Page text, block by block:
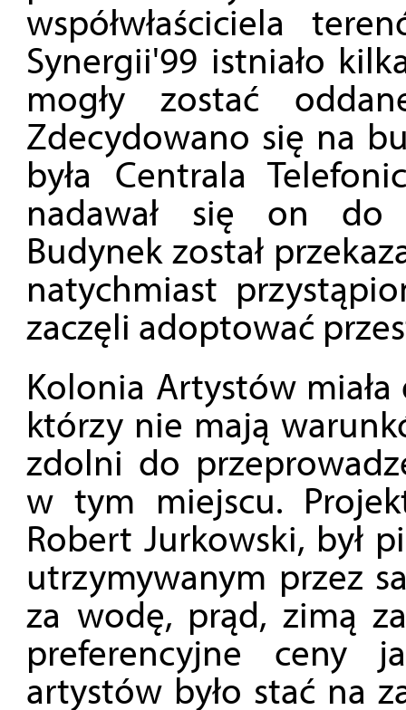
współwłaściciela
Synergii'99 istniało
mogły zostać
Zdecydowano się na
była Centrala
nadawał się on do
Budynek został
natychmiast
zaczęli adoptować
Kolonia Artystów
którzy nie mają
zdolni do
w tym miejscu.
Robert Jurkowski, był
utrzymywanym przez
za wodę, prąd, zimą
preferencyjne ceny
artystów było stać na